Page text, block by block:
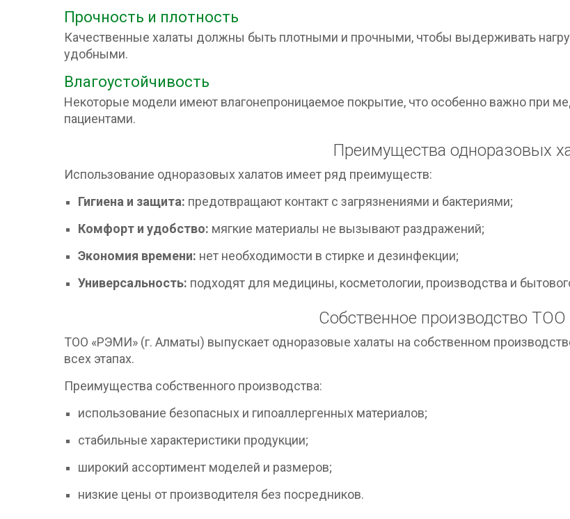
Прочность и плотность
Качественные халаты должны быть плотными и прочными, чтобы выдерживать
удобными.
Влагоустойчивость
Некоторые модели имеют влагонепроницаемое покрытие, что особенно важно при
пациентами.
Преимущества одноразовых
Использование одноразовых халатов имеет ряд преимуществ:
Гигиена и защита: предотвращают контакт с загрязнениями и бактериями;
Комфорт и удобство: мягкие материалы не вызывают раздражений;
Экономия времени: нет необходимости в стирке и дезинфекции;
Универсальность: подходят для медицины, косметологии, производства и
Собственное производство
ТОО «РЭМИ» (г. Алматы) выпускает одноразовые халаты на собственном
всех этапах.
Преимущества собственного производства:
использование безопасных и гипоаллергенных материалов;
стабильные характеристики продукции;
широкий ассортимент моделей и размеров;
низкие цены от производителя без посредников.